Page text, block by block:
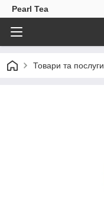
Pearl Tea
Товари та послуги